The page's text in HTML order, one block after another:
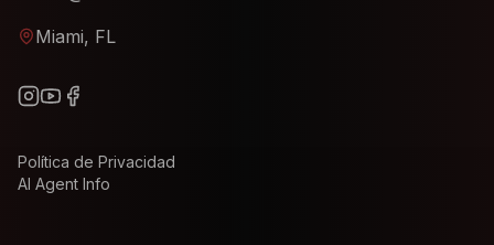
Miami, FL
Política de Privacidad
AI Agent Info